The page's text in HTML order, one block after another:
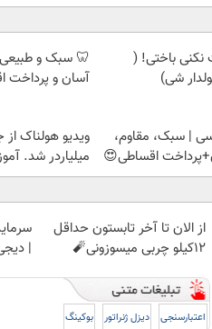
نکنی باختی! (
شی)
🦷 سبک و
آسان و پرداخت
| سبک، مقاوم،
اقساطی😍
ویدیو هولناک
میلیاردر شد.
از الان تا آخر تابستون حداقل
12کیلو چربی میسوزونی🧨
|
اعتبارسنجی دیزل ژنراتور بوکینگ